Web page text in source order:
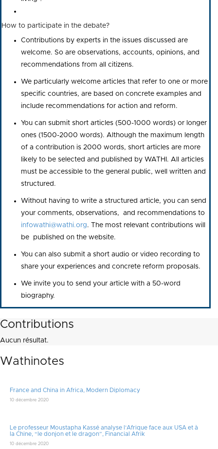
How to participate in the debate?
Contributions by experts in the issues discussed are
welcome. So are observations, accounts, opinions, and
recommendations from all citizens.
We particularly welcome articles that refer to one or more
specific countries, are based on concrete examples and
include recommendations for action and reform.
You can submit short articles (500-1000 words) or longer
ones (1500-2000 words). Although the maximum length
of a contribution is 2000 words, short articles are more
likely to be selected and published by WATHI. All articles
must be accessible to the general public, well written and
structured.
Without having to write a structured article, you can send
your comments, observations, and recommendations to
infowathi@wathi.org. The most relevant contributions will
be published on the website.
You can also submit a short audio or video recording to
share your experiences and concrete reform proposals.
We invite you to send your article with a 50-word
biography.
Contributions
Aucun résultat.
Wathinotes
France and China in Africa, Modern Diplomacy
10 décembre 2020
Le professeur Moustapha Kassé analyse l’Afrique face aux USA et à
la Chine, “le donjon et le dragon”, Financial Afrik
10 décembre 2020